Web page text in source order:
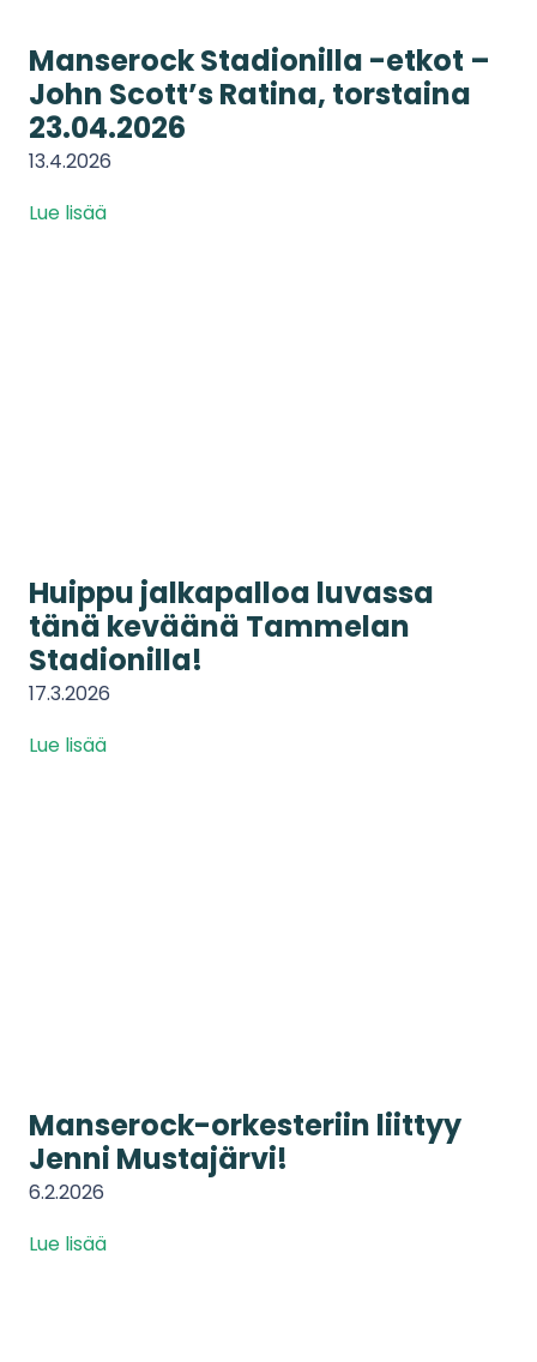
Manserock Stadionilla -etkot –
John Scott’s Ratina, torstaina
23.04.2026
13.4.2026
Lue lisää
Huippu jalkapalloa luvassa
tänä keväänä Tammelan
Stadionilla!
17.3.2026
Lue lisää
Manserock-orkesteriin liittyy
Jenni Mustajärvi!
6.2.2026
Lue lisää